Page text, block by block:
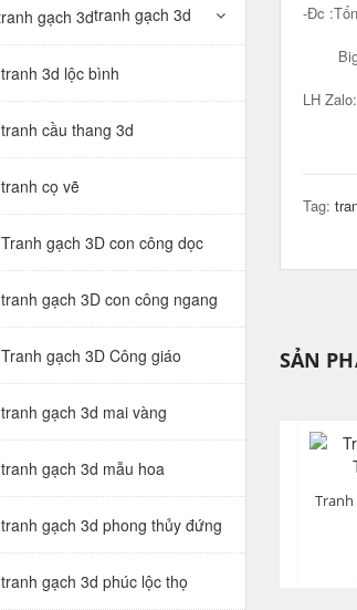
-Đc
Big
LH
Tag:
SẢN
Tranh Tứ Quý Đào Lan Trúc Cúc VTV290
Giá: Liên hệ
prev
tranh gạch 3d
tranh 3d lộc bình
tranh cầu thang 3d
tranh cọ vẽ
Tranh gạch 3D con công dọc
tranh gạch 3D con công ngang
Tranh gạch 3D Công giáo
tranh gạch 3d mai vàng
tranh gạch 3d mẫu hoa
tranh gạch 3d phong thủy đứng
tranh gạch 3d phúc lộc thọ